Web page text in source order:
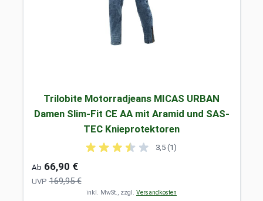
Trilobite Motorradjeans MICAS URBAN
Damen Slim-Fit CE AA mit Aramid und SAS-
TEC Knieprotektoren
3,5 (1)
Ab 66,90 €
UVP 169,95 €
inkl. MwSt., zzgl. Versandkosten